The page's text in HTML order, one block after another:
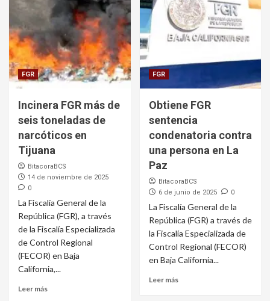
FGR
Incinera FGR más de
seis toneladas de
narcóticos en
Tijuana
BitacoraBCS
14 de noviembre de 2025
0
La Fiscalía General de la
República (FGR), a través
de la Fiscalía Especializada
de Control Regional
(FECOR) en Baja
California,...
Leer más
FGR
Obtiene FGR
sentencia
condenatoria contra
una persona en La
Paz
BitacoraBCS
6 de junio de 2025
0
La Fiscalía General de la
República (FGR) a través de
la Fiscalía Especializada de
Control Regional (FECOR)
en Baja California...
Leer más